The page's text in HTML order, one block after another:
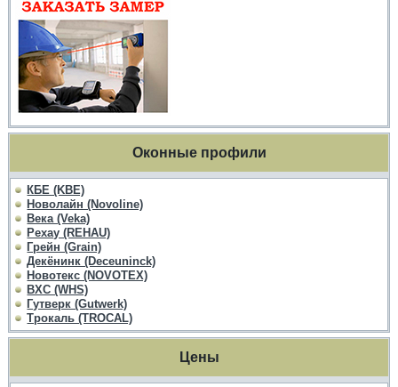
Оконные профили
КБЕ (KBE)
Новолайн (Novoline)
Века (Veka)
Рехау (REHAU)
Грейн (Grain)
Декёнинк (Deceuninck)
Новотекс (NOVOTEX)
ВХС (WHS)
Гутверк (Gutwerk)
Трокаль (TROCAL)
Цены